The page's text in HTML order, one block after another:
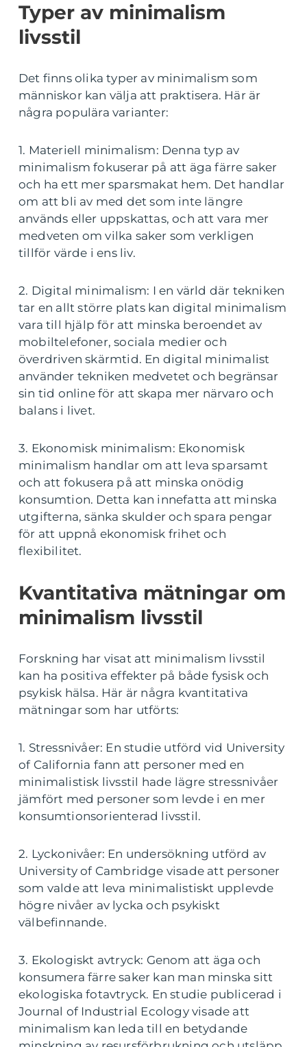
Typer av minimalism
livsstil
Det finns olika typer av minimalism som
människor kan välja att praktisera. Här är
några populära varianter:
1. Materiell minimalism: Denna typ av
minimalism fokuserar på att äga färre saker
och ha ett mer sparsmakat hem. Det handlar
om att bli av med det som inte längre
används eller uppskattas, och att vara mer
medveten om vilka saker som verkligen
tillför värde i ens liv.
2. Digital minimalism: I en värld där tekniken
tar en allt större plats kan digital minimalism
vara till hjälp för att minska beroendet av
mobiltelefoner, sociala medier och
överdriven skärmtid. En digital minimalist
använder tekniken medvetet och begränsar
sin tid online för att skapa mer närvaro och
balans i livet.
3. Ekonomisk minimalism: Ekonomisk
minimalism handlar om att leva sparsamt
och att fokusera på att minska onödig
konsumtion. Detta kan innefatta att minska
utgifterna, sänka skulder och spara pengar
för att uppnå ekonomisk frihet och
flexibilitet.
Kvantitativa mätningar om
minimalism livsstil
Forskning har visat att minimalism livsstil
kan ha positiva effekter på både fysisk och
psykisk hälsa. Här är några kvantitativa
mätningar som har utförts:
1. Stressnivåer: En studie utförd vid University
of California fann att personer med en
minimalistisk livsstil hade lägre stressnivåer
jämfört med personer som levde i en mer
konsumtionsorienterad livsstil.
2. Lyckonivåer: En undersökning utförd av
University of Cambridge visade att personer
som valde att leva minimalistiskt upplevde
högre nivåer av lycka och psykiskt
välbefinnande.
3. Ekologiskt avtryck: Genom att äga och
konsumera färre saker kan man minska sitt
ekologiska fotavtryck. En studie publicerad i
Journal of Industrial Ecology visade att
minimalism kan leda till en betydande